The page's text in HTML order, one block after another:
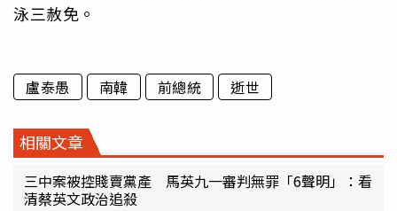
泳三赦免。
盧泰愚 南韓 前總統 逝世
相關文章
三中案被控賤賣黨產 馬英九一審判無罪「6聲明」：看
清蔡英文政治追殺